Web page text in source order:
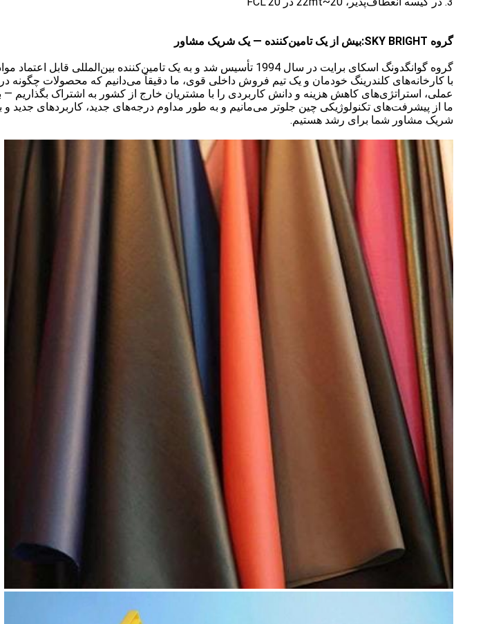
گروه SKY BRIGHT:
بیش از یک تامین‌کننده — یک شریک مشاور
گروه گوانگدونگ اسکای برایت در سال 1994 تأسیس شد و به یک تامین‌کننده بین‌المللی قابل اعتماد مواد اولیه PVC تبدیل شده است
با کارخانه‌های کلندرینگ خودمان و یک تیم فروش داخلی قوی، ما دقیقاً می‌دانیم که محصولات
عملی، استراتژی‌های کاهش هزینه و دانش کاربردی را با مشتریان خارج از کشور به اشتراک بگذاریم —
ما از پیشرفت‌های تکنولوژیکی چین جلوتر می‌مانیم و به طور مداوم درجه‌های جدید، کاربردهای جدید
شریک مشاور شما برای رشد هستیم.